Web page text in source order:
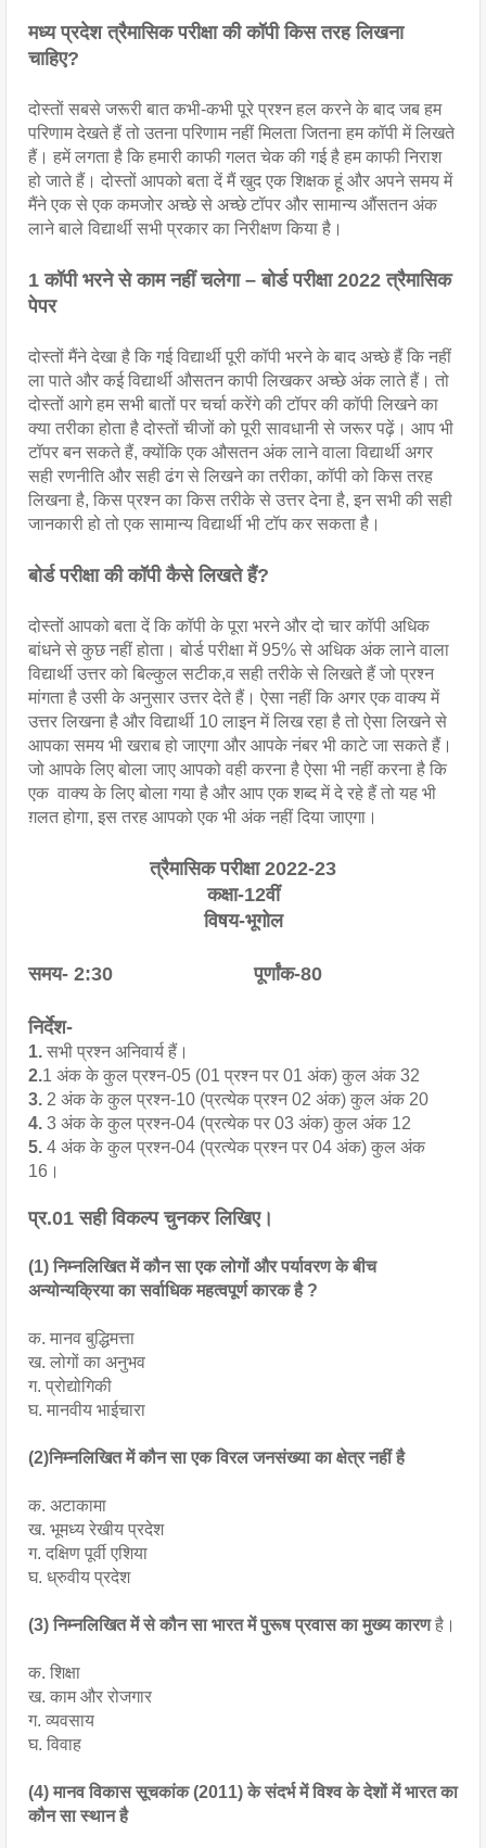
मध्य प्रदेश त्रैमासिक परीक्षा की कॉपी किस तरह लिखना
चाहिए?
दोस्तों सबसे जरूरी बात कभी-कभी पूरे प्रश्न हल करने के बाद जब हम
परिणाम देखते हैं तो उतना परिणाम नहीं मिलता जितना हम कॉपी में लिखते
हैं। हमें लगता है कि हमारी काफी गलत चेक की गई है हम काफी निराश
हो जाते हैं। दोस्तों आपको बता दें मैं खुद एक शिक्षक हूं और अपने समय में
मैंने एक से एक कमजोर अच्छे से अच्छे टॉपर और सामान्य औंसतन अंक
लाने बाले विद्यार्थी सभी प्रकार का निरीक्षण किया है।
1 कॉपी भरने से काम नहीं चलेगा – बोर्ड परीक्षा 2022 त्रैमासिक
पेपर
दोस्तों मैंने देखा है कि गई विद्यार्थी पूरी कॉपी भरने के बाद अच्छे हैं कि नहीं
ला पाते और कई विद्यार्थी औसतन कापी लिखकर अच्छे अंक लाते हैं। तो
दोस्तों आगे हम सभी बातों पर चर्चा करेंगे की टॉपर की कॉपी लिखने का
क्या तरीका होता है दोस्तों चीजों को पूरी सावधानी से जरूर पढ़ें। आप भी
टॉपर बन सकते हैं, क्योंकि एक औसतन अंक‌ लाने वाला विद्यार्थी अगर
सही रणनीति और सही ढंग से लिखने का तरीका, कॉपी को किस तरह
लिखना है, किस प्रश्न का किस तरीके से उत्तर देना है, इन सभी की सही
जानकारी हो तो एक सामान्य विद्यार्थी भी टॉप कर सकता है।
बोर्ड परीक्षा की कॉपी कैसे लिखते हैं?
दोस्तों आपको बता दें कि कॉपी के पूरा भरने और दो चार कॉपी अधिक
बांधने से कुछ नहीं होता। बोर्ड परीक्षा में 95% से अधिक अंक लाने वाला
विद्यार्थी उत्तर को बिल्कुल सटीक,व सही तरीके से लिखते हैं जो प्रश्न
मांगता है उसी के अनुसार उत्तर देते हैं। ऐसा नहीं कि अगर एक वाक्य में
उत्तर लिखना है और विद्यार्थी 10 लाइन में लिख रहा है तो ऐसा लिखने से
आपका समय भी खराब हो जाएगा और आपके नंबर भी काटे जा‌ सकते हैं।
जो आपके लिए बोला जाए आपको वही करना है ऐसा भी नहीं करना है कि
एक  वाक्य के लिए बोला गया है और आप एक शब्द में दे रहे हैं तो यह भी
ग़लत होगा, इस तरह आपको एक भी अंक नहीं दिया जाएगा।
त्रैमासिक परीक्षा 2022-23
कक्षा-12वीं
विषय-भूगोल
समय- 2:30                         ‌ पूर्णांक-80
निर्देश-
1. सभी प्रश्न अनिवार्य हैं।
2.1 अंक के कुल प्रश्न-05 (01 प्रश्न पर 01 अंक) कुल अंक 32
3. 2 अंक के कुल प्रश्न-10 (प्रत्येक प्रश्न 02 अंक) कुल अंक 20
4. 3 अंक के कुल प्रश्न-04 (प्रत्येक पर 03 अंक) कुल अंक 12
5. 4 अंक के कुल प्रश्न-04 (प्रत्येक प्रश्न पर 04 अंक) कुल अंक
16।
प्र.01 सही विकल्प चुनकर लिखिए।
(1) निम्नलिखित में कौन सा एक लोगों और पर्यावरण के बीच
अन्योन्यक्रिया का सर्वाधिक महत्वपूर्ण कारक है ?
क. मानव बुद्धिमत्ता
ख. लोगों का अनुभव
ग. प्रोद्योगिकी
घ. मानवीय भाईचारा
(2)निम्नलिखित में कौन सा एक विरल जनसंख्या का क्षेत्र नहीं है
क. अटाकामा
ख. भूमध्य रेखीय प्रदेश
ग. दक्षिण पूर्वी एशिया
घ. ध्रुवीय प्रदेश
(3) निम्नलिखित में से कौन सा भारत में पुरूष प्रवास का मुख्य कारण है।
क. शिक्षा
ख. काम और रोजगार
ग. व्यवसाय
घ. विवाह
(4) मानव विकास सूचकांक (2011) के संदर्भ में विश्व के देशों में भारत का
कौन सा स्थान है